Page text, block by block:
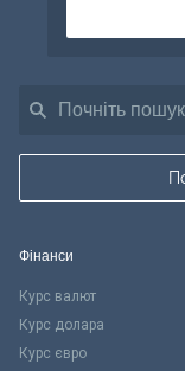
Фінанси
Курс валют
Курс долара
Курс євро